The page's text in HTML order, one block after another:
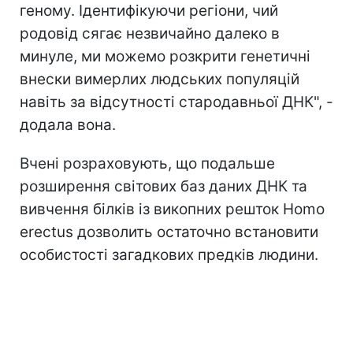
геному. Ідентифікуючи регіони, чий
родовід сягає незвичайно далеко в
минуле, ми можемо розкрити генетичні
внески вимерлих людських популяцій
навіть за відсутності стародавньої ДНК", -
додала вона.
Вчені розраховують, що подальше
розширення світових баз даних ДНК та
вивчення білків із викопних решток Homo
erectus дозволить остаточно встановити
особистості загадкових предків людини.